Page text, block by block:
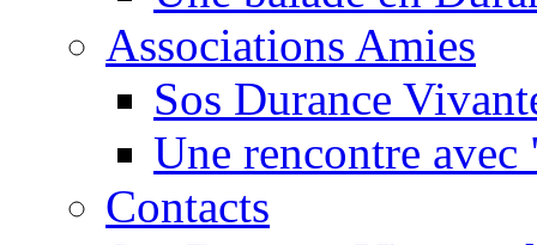
Associations Amies
Sos Durance
Une rencontre
Contacts